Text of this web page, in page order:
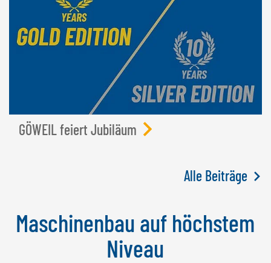
GÖWEIL feiert Jubiläum
Alle Beiträge
Maschinenbau auf höchstem
Niveau